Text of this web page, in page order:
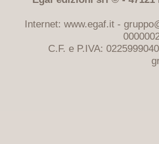
Internet: www.egaf.it -
C.F. e P.IVA: